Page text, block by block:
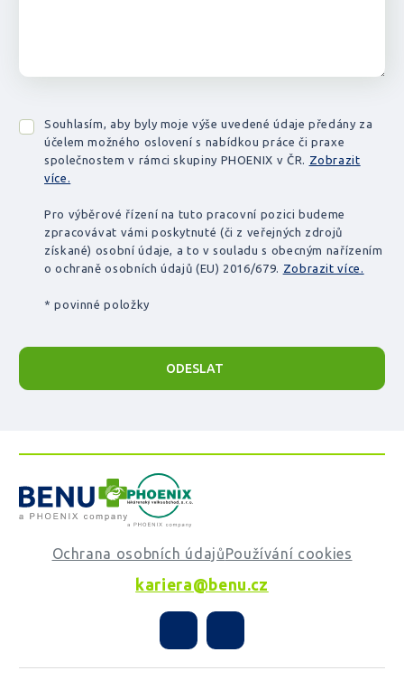
Souhlasím, aby byly moje výše uvedené údaje předány za
účelem možného oslovení s nabídkou práce či praxe
společnostem v rámci skupiny PHOENIX v ČR. Zobrazit
více.
Pro výběrové řízení na tuto pracovní pozici budeme
zpracovávat vámi poskytnuté (či z veřejných zdrojů
získané) osobní údaje, a to v souladu s obecným nařízením
o ochraně osobních údajů (EU) 2016/679. Zobrazit více.
* povinné položky
ODESLAT
Ochrana osobních údajůPoužívání cookies
kariera@benu.cz